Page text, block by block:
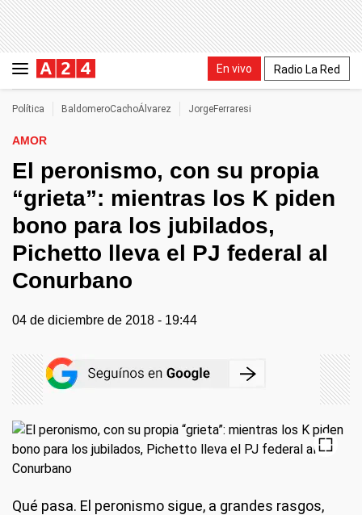
En vivo Radio La Red
Política BaldomeroCachoÁlvarez JorgeFerraresi
AMOR
El peronismo, con su propia
“grieta”: mientras los K piden
bono para los jubilados,
Pichetto lleva el PJ federal al
Conurbano
04 de diciembre de 2018 - 19:44
Qué pasa. El peronismo sigue, a grandes rasgos,